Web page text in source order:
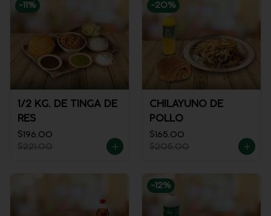
-11 %
1/2 KG. DE TINGA DE
RES
$196.00
$221.00
-20%
CHILAYUNO DE
POLLO
$165.00
$205.00
-12%